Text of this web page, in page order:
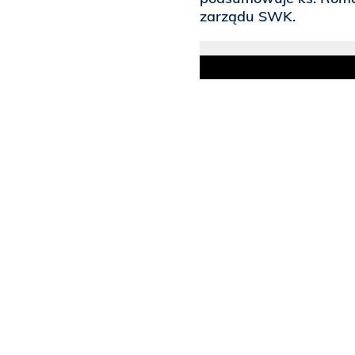
zarządu SWK.